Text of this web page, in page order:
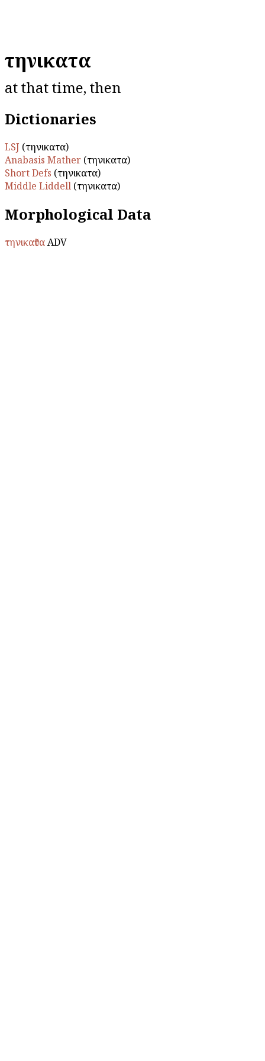
τηνικαῦτα
at that time, then
Dictionaries
LSJ (τηνικαῦτα)
Anabasis Mather (τηνικαῦτα)
Short Defs (τηνικαῦτα)
Middle Liddell (τηνικαῦτα)
Morphological Data
τηνικαῦταADV